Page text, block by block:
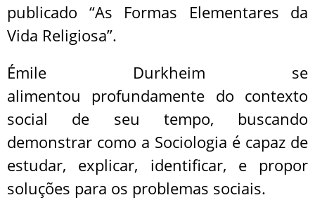
publicado “As Formas Elementares da
Vida Religiosa”.
Émile Durkheim se
alimentou profundamente do contexto
social de seu tempo, buscando
demonstrar como a Sociologia é capaz de
estudar, explicar, identificar, e propor
soluções para os problemas sociais.